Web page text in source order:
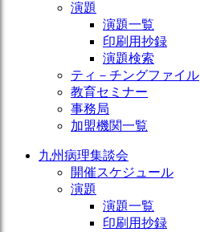
演題
演題一覧
印刷用抄録
演題検索
ティ－チングファイル
教育セミナー
事務局
加盟機関一覧
九州病理集談会
開催スケジュール
演題
演題一覧
印刷用抄録